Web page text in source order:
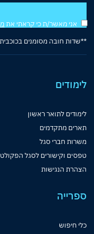
אני מאשר/ת כי קראתי את
**שדות חובה מסומנים בכוכבית
לימודים
לימודים לתואר ראשון
תארים מתקדמים
משרות חברי סגל
טפסים וקישורים לסגל
הצהרת הנגישות
ספרייה
כלי חיפוש